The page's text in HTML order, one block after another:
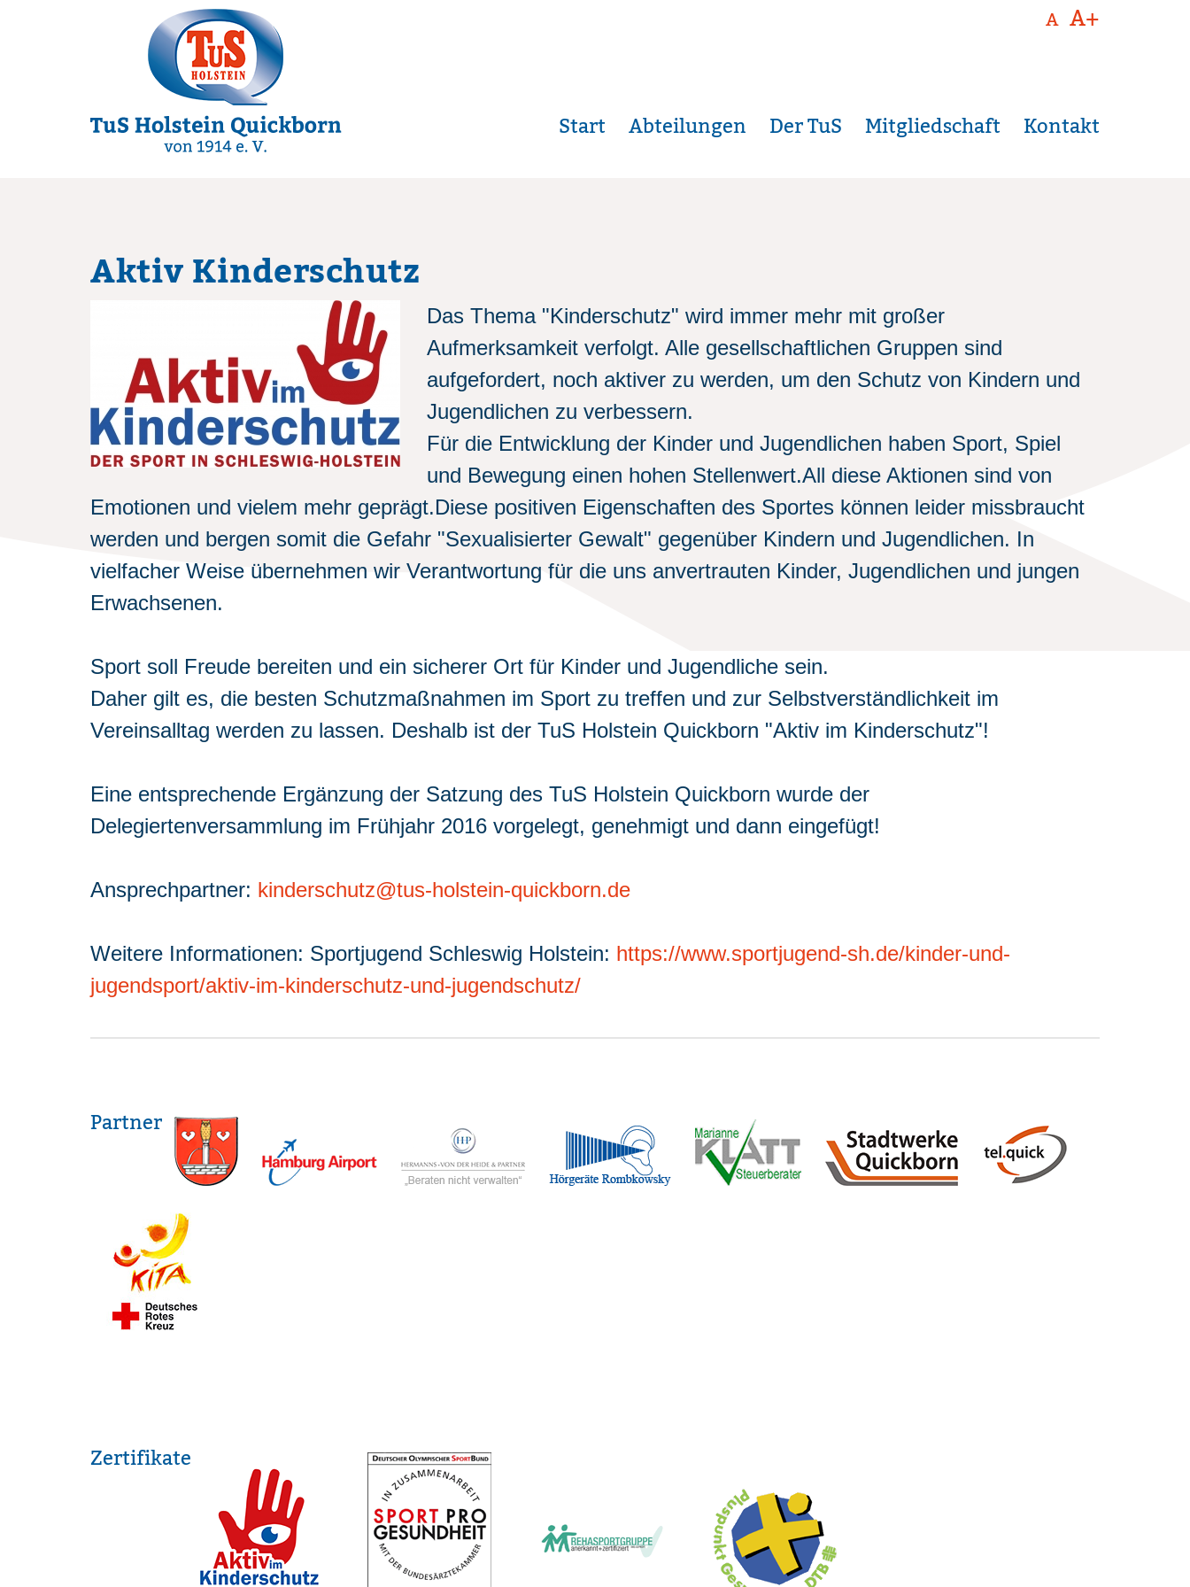
A A+
Kontakt
Mitgliedschaft
Der TuS
Abteilungen
Start
Aktiv Kinderschutz
Das Thema "Kinderschutz" wird immer mehr mit großer
Aufmerksamkeit verfolgt. Alle gesellschaftlichen Gruppen sind
aufgefordert, noch aktiver zu werden, um den Schutz von Kindern und
Jugendlichen zu verbessern.
Für die Entwicklung der Kinder und Jugendlichen haben Sport, Spiel
und Bewegung einen hohen Stellenwert.All diese Aktionen sind von
Emotionen und vielem mehr geprägt.Diese positiven Eigenschaften des Sportes können leider missbraucht
werden und bergen somit die Gefahr "Sexualisierter Gewalt" gegenüber Kindern und Jugendlichen. In
vielfacher Weise übernehmen wir Verantwortung für die uns anvertrauten Kinder, Jugendlichen und jungen
Erwachsenen.
Sport soll Freude bereiten und ein sicherer Ort für Kinder und Jugendliche sein.
Daher gilt es, die besten Schutzmaßnahmen im Sport zu treffen und zur Selbstverständlichkeit im
Vereinsalltag werden zu lassen. Deshalb ist der TuS Holstein Quickborn "Aktiv im Kinderschutz"!
Eine entsprechende Ergänzung der Satzung des TuS Holstein Quickborn wurde der
Delegiertenversammlung im Frühjahr 2016 vorgelegt, genehmigt und dann eingefügt!
Ansprechpartner: kinderschutz@tus-holstein-quickborn.de
Weitere Informationen: Sportjugend Schleswig Holstein: https://www.sportjugend-sh.de/kinder-und-
jugendsport/aktiv-im-kinderschutz-und-jugendschutz/
Partner
Zertifikate